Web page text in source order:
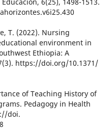
T. (2022). Nursing
environment in
Ethiopia: A
https://doi.org/10.1371/
of Teaching History of
Pedagogy in Health
doi.